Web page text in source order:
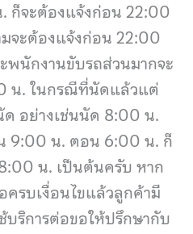
ก็จะต้องแจ้งก่อน 22:00
จะต้องแจ้งก่อน 22:00
พนักงานขับรถส่วนมากจะ
น. ในกรณีที่นัดแล้วแต่
อย่างเช่นนัด 8:00 น.
9:00 น. ตอน 6:00 น. ก็
น. เป็นต้นครับ หาก
ครบเงื่อนไขแล้วลูกค้ามี
บริการต่อขอให้ปรึกษากับ